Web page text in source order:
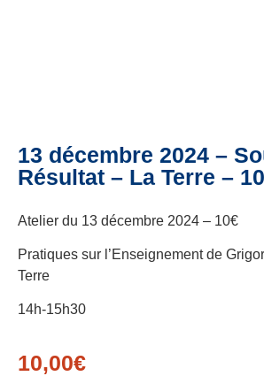
13 décembre 2024 –
Résultat – La Terre –
Atelier du 13 décembre 2024 – 10€
Pratiques sur l’Enseignement de
Terre
14h-15h30
10,00€